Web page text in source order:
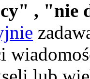
, "nie